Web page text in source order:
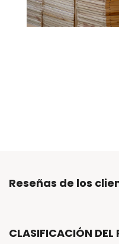
Reseñas de los
CLASIFICACIÓN DEL